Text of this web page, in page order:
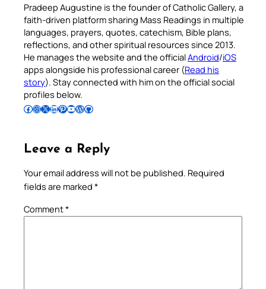
Pradeep Augustine is the founder of Catholic Gallery, a
faith-driven platform sharing Mass Readings in multiple
languages, prayers, quotes, catechism, Bible plans,
reflections, and other spiritual resources since 2013.
He manages the website and the officialAndroid/iOS
apps alongside his professional career (Read his
story). Stay connected with him on the official social
profiles below.
Follow Pradeep on Facebook Follow Pradeep on InstagramFollow Pradeep on X Follow Pradeep on LinkedIn Follow Pradeep on Pinterest Subscribe to Pradeep’s Youtube Channel Follow Pradeep on WordPress Follow Pradeep on GitHub
Leave a Reply
Your email address will not be published. Required
fields are marked *
Comment*